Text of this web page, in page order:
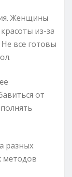
Женщины
из-за
все готовы
от